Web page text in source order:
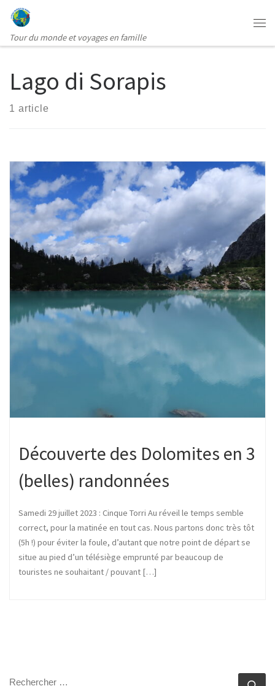
Passer au contenu
Tour du monde et voyages en famille
Lago di Sorapis
1 article
Découverte des Dolomites en 3
(belles) randonnées
Samedi 29 juillet 2023 : Cinque Torri Au réveil le temps semble
correct, pour la matinée en tout cas. Nous partons donc très tôt
(5h !) pour éviter la foule, d’autant que notre point de départ se
situe au pied d’un télésiège emprunté par beaucoup de
touristes ne souhaitant / pouvant […]
RECHERCHER